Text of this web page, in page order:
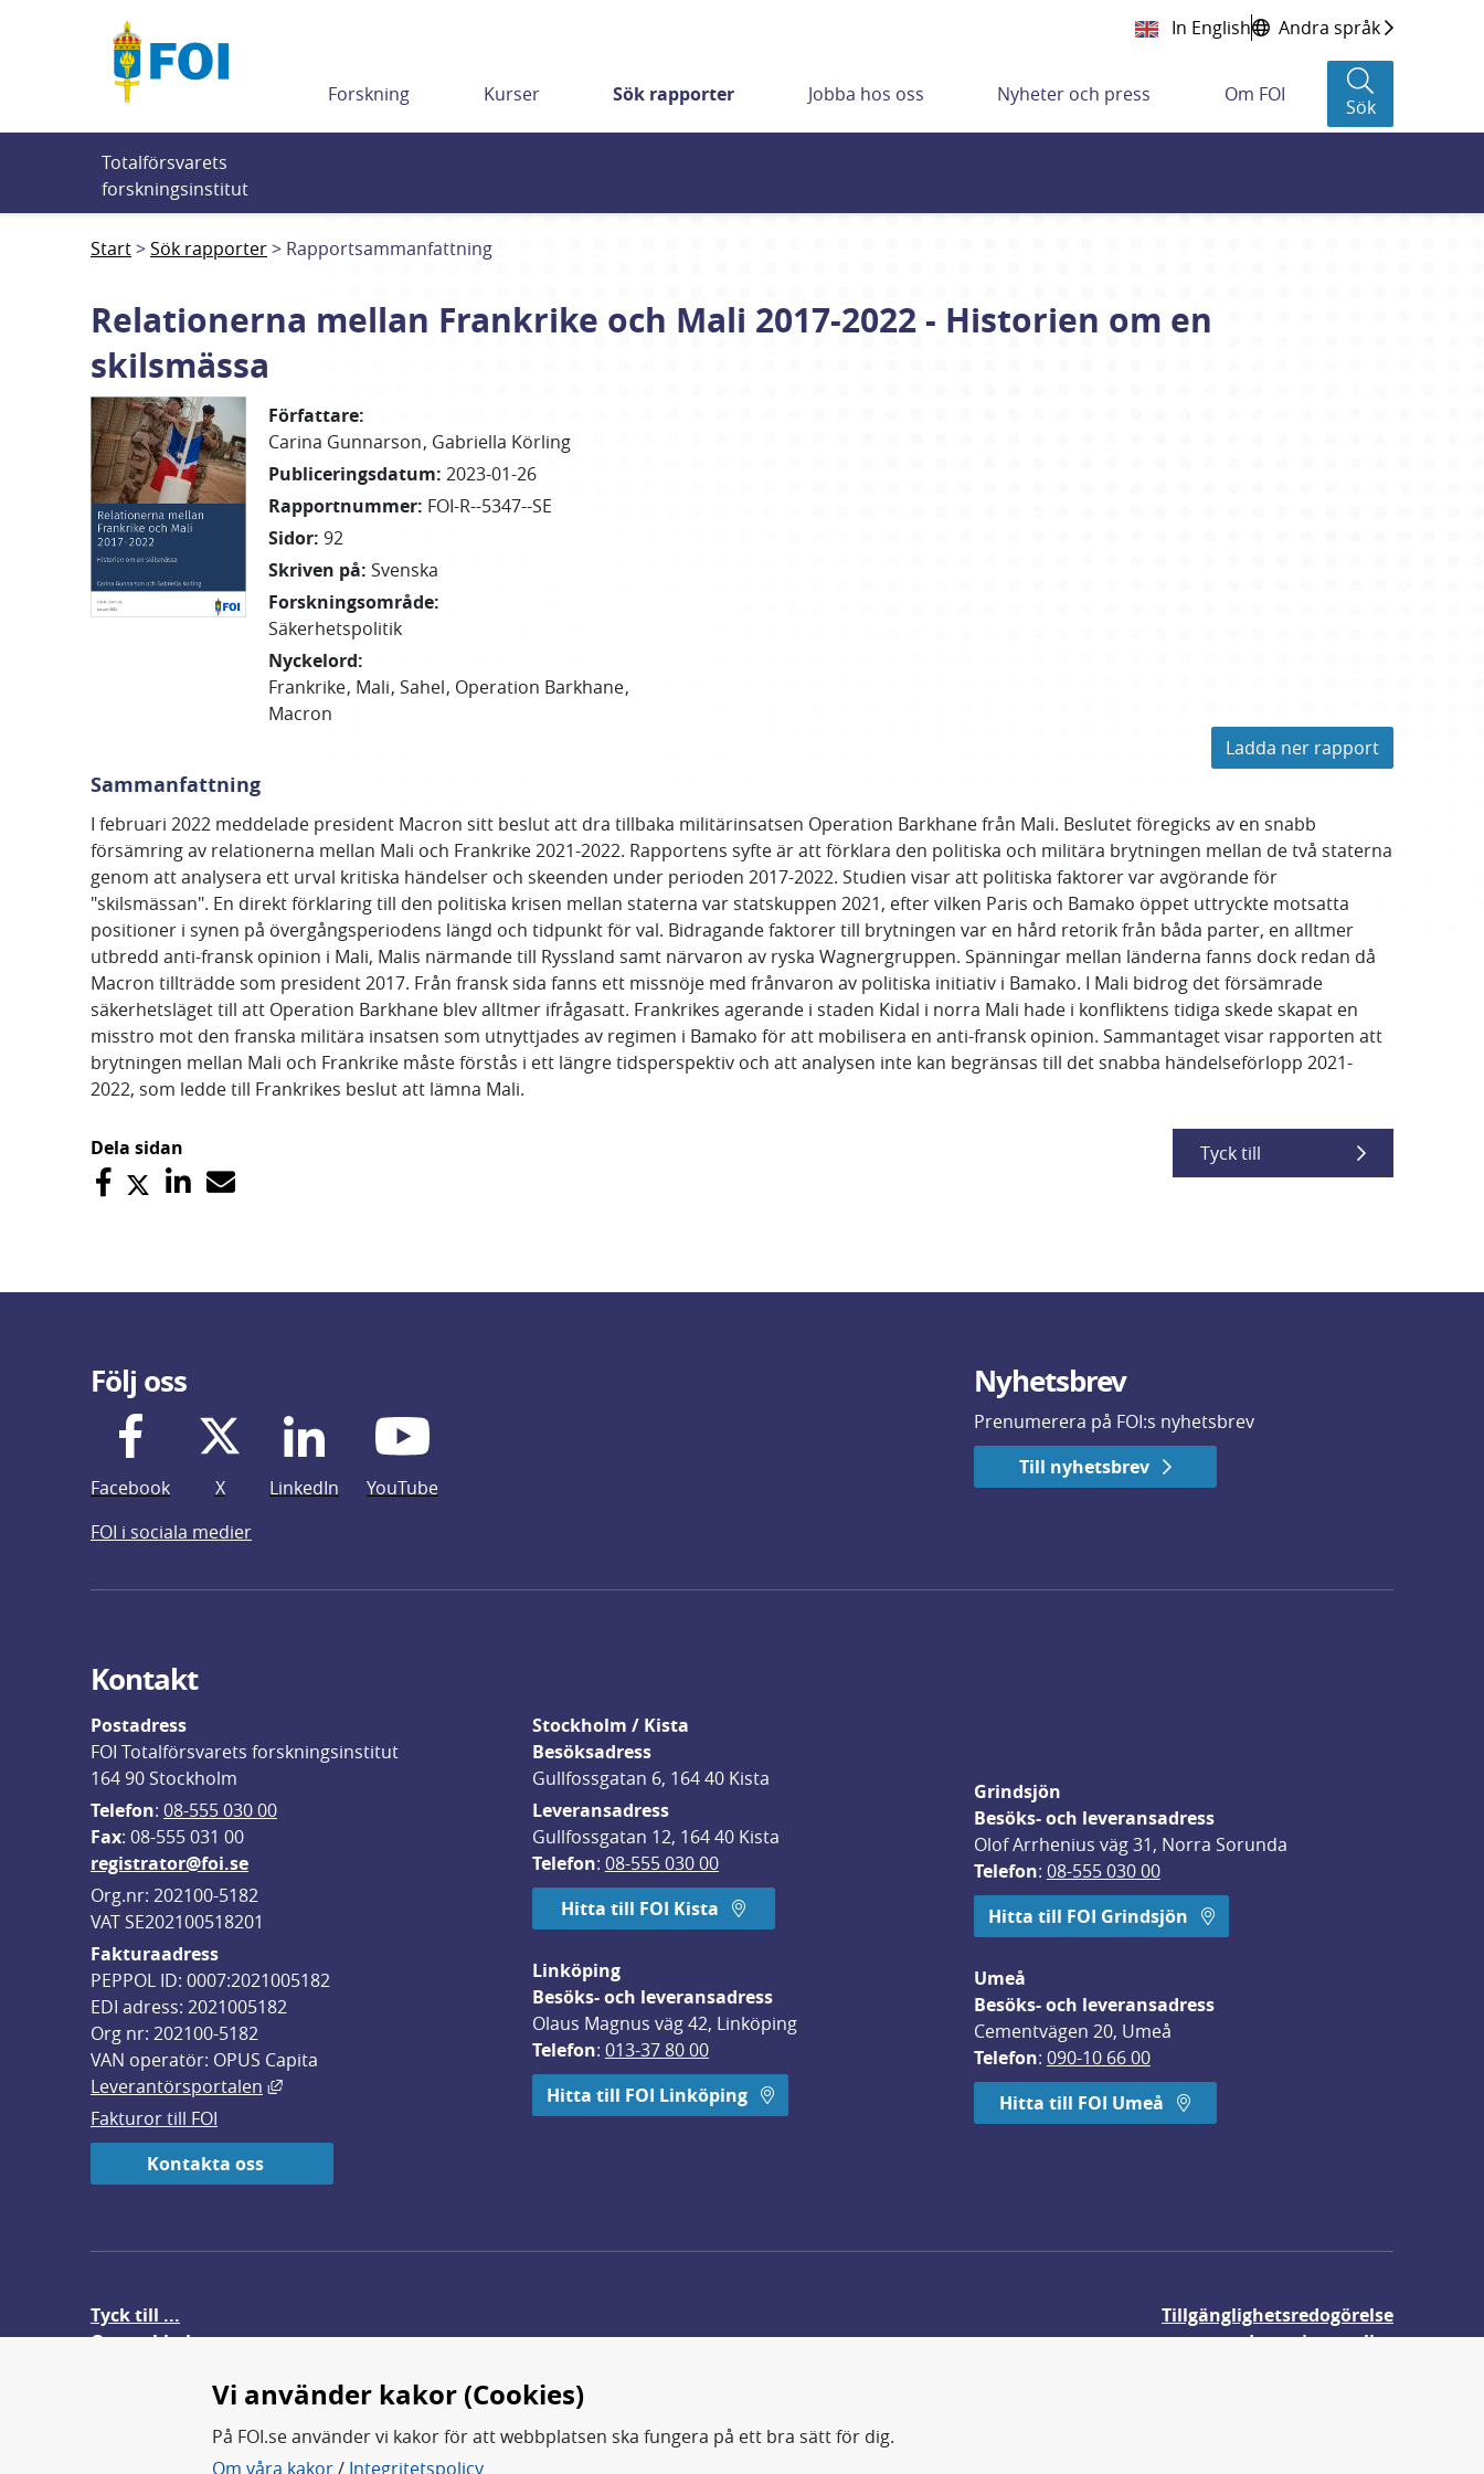
In English Andra språk
Forskning Kurser Sök rapporter Jobba hos oss Nyheter och press Om FOI
Sök
Totalförsvarets
forskningsinstitut
Start Sök rapporter Rapportsammanfattning
Relationerna mellan Frankrike och Mali 2017-2022 - Historien om en
skilsmässa
Författare:
Carina Gunnarson Gabriella Körling
Publiceringsdatum: 2023-01-26
Rapportnummer: FOI-R--5347--SE
Sidor: 92
Skriven på: Svenska
Forskningsområde:
Säkerhetspolitik
Nyckelord:
Frankrike Mali Sahel Operation Barkhane
Macron
Ladda ner rapport
Sammanfattning
I februari 2022 meddelade president Macron sitt beslut att dra tillbaka militärinsatsen Operation Barkhane från Mali. Beslutet föregicks av en snabb
försämring av relationerna mellan Mali och Frankrike 2021-2022. Rapportens syfte är att förklara den politiska och militära brytningen mellan de två staterna
genom att analysera ett urval kritiska händelser och skeenden under perioden 2017-2022. Studien visar att politiska faktorer var avgörande för
"skilsmässan". En direkt förklaring till den politiska krisen mellan staterna var statskuppen 2021, efter vilken Paris och Bamako öppet uttryckte motsatta
positioner i synen på övergångsperiodens längd och tidpunkt för val. Bidragande faktorer till brytningen var en hård retorik från båda parter, en alltmer
utbredd anti-fransk opinion i Mali, Malis närmande till Ryssland samt närvaron av ryska Wagnergruppen. Spänningar mellan länderna fanns dock redan då
Macron tillträdde som president 2017. Från fransk sida fanns ett missnöje med frånvaron av politiska initiativ i Bamako. I Mali bidrog det försämrade
säkerhetsläget till att Operation Barkhane blev alltmer ifrågasatt. Frankrikes agerande i staden Kidal i norra Mali hade i konfliktens tidiga skede skapat en
misstro mot den franska militära insatsen som utnyttjades av regimen i Bamako för att mobilisera en anti-fransk opinion. Sammantaget visar rapporten att
brytningen mellan Mali och Frankrike måste förstås i ett längre tidsperspektiv och att analysen inte kan begränsas till det snabba händelseförlopp 2021-
2022, som ledde till Frankrikes beslut att lämna Mali.
Dela sidan Tyck till
Följ oss
Facebook X LinkedIn
YouTube
FOI i sociala medier
Nyhetsbrev
Prenumerera på FOI:s nyhetsbrev
Till nyhetsbrev
Kontakt
Postadress
FOI Totalförsvarets forskningsinstitut
164 90 Stockholm
Telefon: 08-555 030 00
Fax: 08-555 031 00
registrator@foi.se
Org.nr: 202100-5182
VAT SE202100518201
Fakturaadress
PEPPOL ID: 0007:2021005182
EDI adress: 2021005182
Org nr: 202100-5182
VAN operatör: OPUS Capita
Leverantörsportalen
Länk till annan webbplats, öppnas i nytt fönster.
Fakturor till FOI
Kontakta oss
Stockholm / Kista
Besöksadress
Gullfossgatan 6, 164 40 Kista
Leveransadress
Gullfossgatan 12, 164 40 Kista
Telefon: 08-555 030 00
Hitta till FOI Kista
Linköping
Besöks- och leveransadress
Olaus Magnus väg 42, Linköping
Telefon: 013-37 80 00
Hitta till FOI Linköping
Grindsjön
Besöks- och leveransadress
Olof Arrhenius väg 31, Norra Sorunda
Telefon: 08-555 030 00
Hitta till FOI Grindsjön
Umeå
Besöks- och leveransadress
Cementvägen 20, Umeå
Telefon: 090-10 66 00
Hitta till FOI Umeå
Tyck till ...
Om webbplatsen
Tillgänglighetsredogörelse
Integritetspolicy
Vi använder kakor (Cookies)
På FOI.se använder vi kakor för att webbplatsen ska fungera på ett bra sätt för dig.
Om våra kakor/ Integritetspolicy